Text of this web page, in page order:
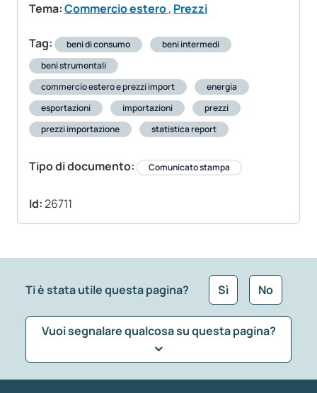
Tema:Commercio estero, Prezzi
Tag: beni di consumo
beni intermedi
beni strumentali
commercio estero e prezzi import
energia
esportazioni
importazioni
prezzi
prezzi importazione
statistica report
Tipo di documento: Comunicato stampa
Id:26711
Ti è stata utile questa pagina? Sì No
Vuoi segnalare qualcosa su questa pagina?